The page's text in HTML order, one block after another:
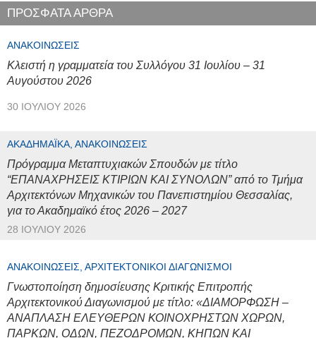
ΠΡΟΣΦΑΤΑ ΑΡΘΡΑ
ΑΝΑΚΟΙΝΏΣΕΙΣ
Κλειστή η γραμματεία του Συλλόγου 31 Ιουλίου – 31
Αυγούστου 2026
30 ΙΟΥΛΊΟΥ 2026
ΑΚΑΔΗΜΑΪΚΆ, ΑΝΑΚΟΙΝΏΣΕΙΣ
Πρόγραμμα Μεταπτυχιακών Σπουδών με τίτλο
“ΕΠΑΝΑΧΡΗΣΕΙΣ ΚΤΙΡΙΩΝ ΚΑΙ ΣΥΝΟΛΩΝ” από το Τμήμα
Αρχιτεκτόνων Μηχανικών του Πανεπιστημίου Θεσσαλίας,
για το Ακαδημαϊκό έτος 2026 – 2027
28 ΙΟΥΛΊΟΥ 2026
ΑΝΑΚΟΙΝΏΣΕΙΣ, ΑΡΧΙΤΕΚΤΟΝΙΚΟΊ ΔΙΑΓΩΝΙΣΜΟΊ
Γνωστοποίηση δημοσίευσης Κριτικής Επιτροπής
Αρχιτεκτονικού Διαγωνισμού με τίτλο: «ΔΙΑΜΟΡΦΩΣΗ –
ΑΝΑΠΛΑΣΗ ΕΛΕΥΘΕΡΩΝ ΚΟΙΝΟΧΡΗΣΤΩΝ ΧΩΡΩΝ,
ΠΑΡΚΩΝ, ΟΔΩΝ, ΠΕΖΟΔΡΟΜΩΝ, ΚΗΠΩΝ ΚΑΙ